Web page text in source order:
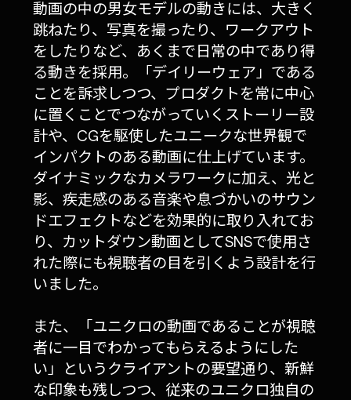
動画の中の男女モデルの動きには、大きく
跳ねたり、写真を撮ったり、ワークアウト
をしたりなど、あくまで日常の中であり得
る動きを採用。「デイリーウェア」である
ことを訴求しつつ、プロダクトを常に中心
に置くことでつながっていくストーリー設
計や、CGを駆使したユニークな世界観で
インパクトのある動画に仕上げています。
ダイナミックなカメラワークに加え、光と
影、疾走感のある音楽や息づかいのサウン
ドエフェクトなどを効果的に取り入れてお
り、カットダウン動画としてSNSで使用さ
れた際にも視聴者の目を引くよう設計を行
いました。
また、「ユニクロの動画であることが視聴
者に一目でわかってもらえるようにした
い」というクライアントの要望通り、新鮮
な印象も残しつつ、従来のユニクロ独自の